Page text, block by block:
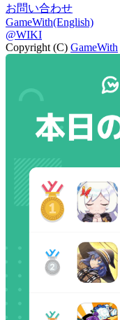
お問い合わせ
GameWith(English)
@WIKI
Copyright (C) GameWith